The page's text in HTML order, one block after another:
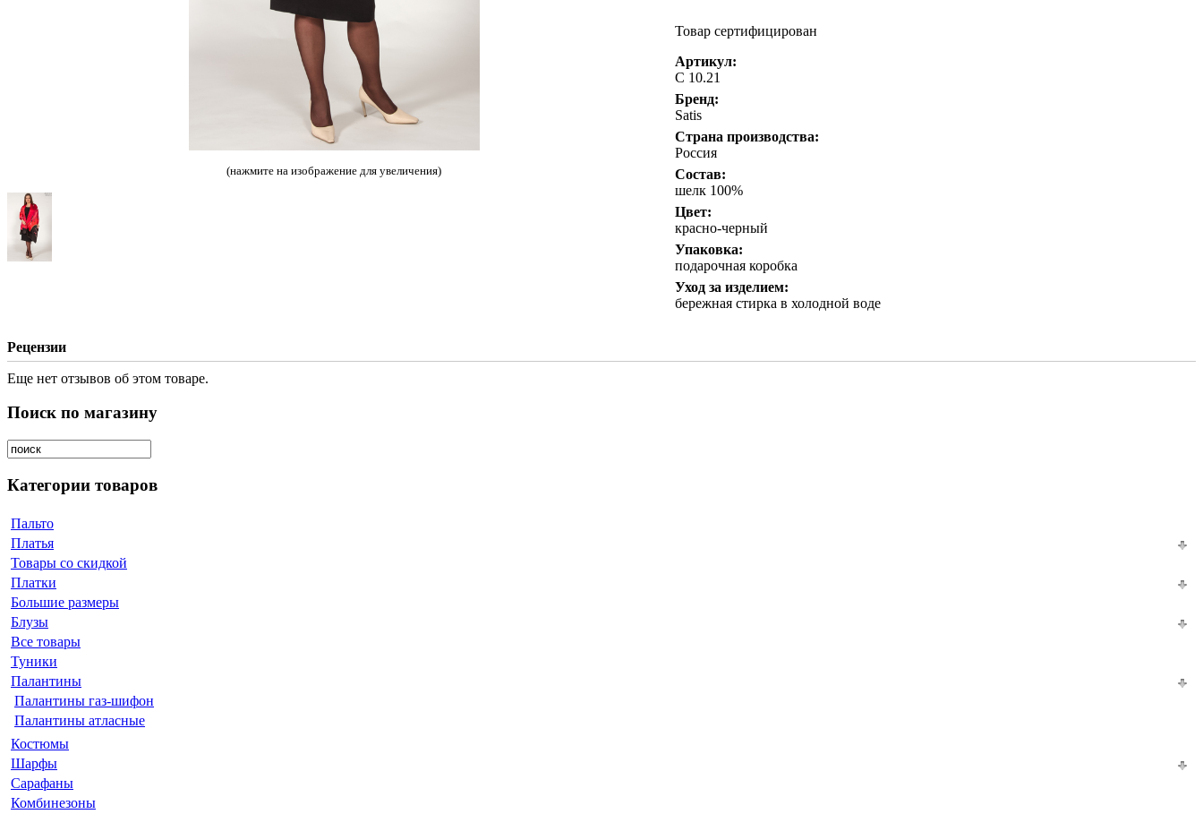
(нажмите на изображение для увеличения)
Товар сертифицирован
Артикул:
С 10.21
Бренд:
Satis
Страна производства:
Россия
Состав:
шелк 100%
Цвет:
красно-черный
Упаковка:
подарочная коробка
Уход за изделием:
бережная стирка в холодной воде
Рецензии
Еще нет отзывов об этом товаре.
Поиск по магазину
Категории товаров
Пальто
Платья
Товары со скидкой
Платки
Большие размеры
Блузы
Все товары
Туники
Палантины
Палантины газ-шифон
Палантины атласные
Костюмы
Шарфы
Сарафаны
Комбинезоны